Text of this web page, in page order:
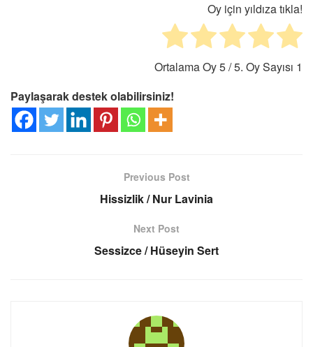
Oy için yıldıza tıkla!
Ortalama Oy5/ 5. Oy Sayısı 1
Paylaşarak destek olabilirsiniz!
Previous Post
Hissizlik / Nur Lavinia
Next Post
Sessizce / Hüseyin Sert